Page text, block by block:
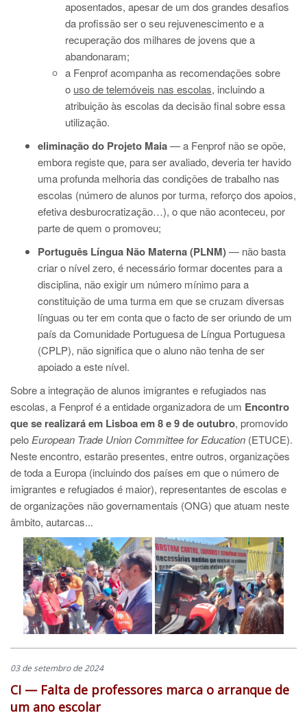
aposentados, apesar de um dos grandes desafios
da profissão ser o seu rejuvenescimento e a
recuperação dos milhares de jovens que a
abandonaram;
a Fenprof acompanha as recomendações sobre
o uso de telemóveis nas escolas, incluindo a
atribuição às escolas da decisão final sobre essa
utilização.
eliminação do Projeto Maia— a Fenprof não se opõe,
embora registe que, para ser avaliado, deveria ter havido
uma profunda melhoria das condições de trabalho nas
escolas (número de alunos por turma, reforço dos apoios,
efetiva desburocratização…), o que não aconteceu, por
parte de quem o promoveu;
Português Língua Não Materna (PLNM)— não basta
criar o nível zero, é necessário formar docentes para a
disciplina, não exigir um número mínimo para a
constituição de uma turma em que se cruzam diversas
línguas ou ter em conta que o facto de ser oriundo de um
país da Comunidade Portuguesa de Língua Portuguesa
(CPLP), não significa que o aluno não tenha de ser
apoiado a este nível.
Sobre a integração de alunos imigrantes e refugiados nas
escolas, a Fenprof é a entidade organizadora de um Encontro
que se realizará em Lisboa em 8 e 9 de outubro, promovido
pelo European Trade Union Committee for Education (ETUCE).
Neste encontro, estarão presentes, entre outros, organizações
de toda a Europa (incluindo dos países em que o número de
imigrantes e refugiados é maior), representantes de escolas e
de organizações não governamentais (ONG) que atuam neste
âmbito, autarcas...
03 de setembro de 2024
CI — Falta de professores marca o arranque de
um ano escolar